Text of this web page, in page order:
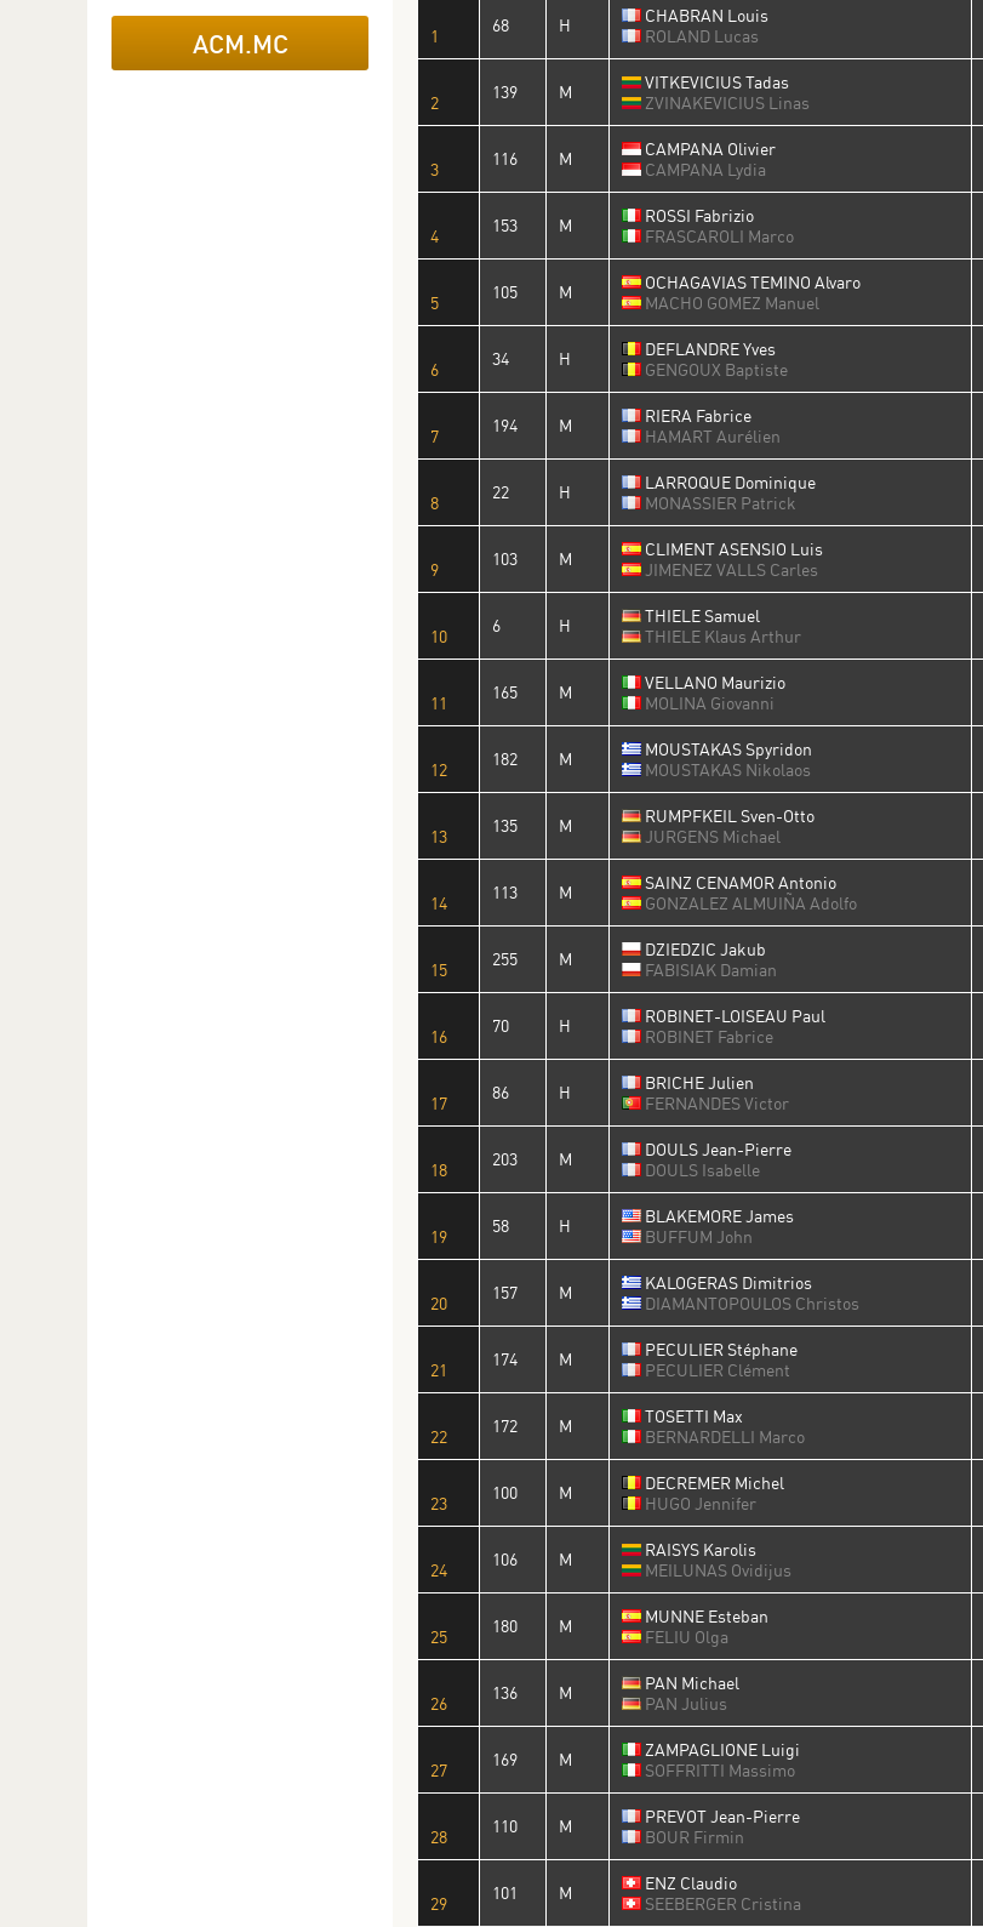
ACM.MC 1
68 H
CHABRAN Louis
ROLAND Lucas
2
139 M
VITKEVICIUS Tadas
ZVINAKEVICIUS Linas
3
116 M
CAMPANA Olivier
CAMPANA Lydia
4
153 M
ROSSI Fabrizio
FRASCAROLI Marco
5
105 M
OCHAGAVIAS TEMINO Alvaro
MACHO GOMEZ Manuel
6
34 H
DEFLANDRE Yves
GENGOUX Baptiste
7
194 M
RIERA Fabrice
HAMART Aurélien
8
22 H
LARROQUE Dominique
MONASSIER Patrick
9
103 M
CLIMENT ASENSIO Luis
JIMENEZ VALLS Carles
10
6 H
THIELE Samuel
THIELE Klaus Arthur
11
165 M
VELLANO Maurizio
MOLINA Giovanni
12
182 M
MOUSTAKAS Spyridon
MOUSTAKAS Nikolaos
13
135 M
RUMPFKEIL Sven-Otto
JURGENS Michael
14
113 M
SAINZ CENAMOR Antonio
GONZALEZ ALMUIÑA Adolfo
15
255 M
DZIEDZIC Jakub
FABISIAK Damian
16
70 H
ROBINET-LOISEAU Paul
ROBINET Fabrice
17
86 H
BRICHE Julien
FERNANDES Victor
18
203 M
DOULS Jean-Pierre
DOULS Isabelle
19
58 H
BLAKEMORE James
BUFFUM John
20
157 M
KALOGERAS Dimitrios
DIAMANTOPOULOS Christos
21
174 M
PECULIER Stéphane
PECULIER Clément
22
172 M
TOSETTI Max
BERNARDELLI Marco
23
100 M
DECREMER Michel
HUGO Jennifer
24
106 M
RAISYS Karolis
MEILUNAS Ovidijus
25
180 M
MUNNE Esteban
FELIU Olga
26
136 M
PAN Michael
PAN Julius
27
169 M
ZAMPAGLIONE Luigi
SOFFRITTI Massimo
28
110 M
PREVOT Jean-Pierre
BOUR Firmin
29
101 M
ENZ Claudio
SEEBERGER Cristina